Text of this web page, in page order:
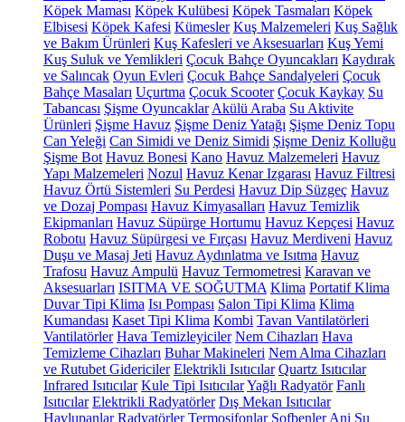
Köpek Maması Köpek Kulübesi Köpek Tasmaları Köpek
Elbisesi Köpek Kafesi Kümesler Kuş Malzemeleri Kuş Sağlık
ve Bakım Ürünleri Kuş Kafesleri ve Aksesuarları Kuş Yemi
Kuş Suluk ve Yemlikleri Çocuk Bahçe Oyuncakları Kaydırak
ve Salıncak Oyun Evleri Çocuk Bahçe Sandalyeleri Çocuk
Bahçe Masaları Uçurtma Çocuk Scooter Çocuk Kaykay Su
Tabancası Şişme Oyuncaklar Akülü Araba Su Aktivite
Ürünleri Şişme Havuz Şişme Deniz Yatağı Şişme Deniz Topu
Can Yeleği Can Simidi ve Deniz Simidi Şişme Deniz Kolluğu
Şişme Bot Havuz Bonesi Kano Havuz Malzemeleri Havuz
Yapı Malzemeleri Nozul Havuz Kenar Izgarası Havuz Filtresi
Havuz Örtü Sistemleri Su Perdesi Havuz Dip Süzgeç Havuz
ve Dozaj Pompası Havuz Kimyasalları Havuz Temizlik
Ekipmanları Havuz Süpürge Hortumu Havuz Kepçesi Havuz
Robotu Havuz Süpürgesi ve Fırçası Havuz Merdiveni Havuz
Duşu ve Masaj Jeti Havuz Aydınlatma ve Isıtma Havuz
Trafosu Havuz Ampulü Havuz Termometresi Karavan ve
Aksesuarları ISITMA VE SOĞUTMA Klima Portatif Klima
Duvar Tipi Klima Isı Pompası Salon Tipi Klima Klima
Kumandası Kaset Tipi Klima Kombi Tavan Vantilatörleri
Vantilatörler Hava Temizleyiciler Nem Cihazları Hava
Temizleme Cihazları Buhar Makineleri Nem Alma Cihazları
ve Rutubet Gidericiler Elektrikli Isıtıcılar Quartz Isıtıcılar
Infrared Isıtıcılar Kule Tipi IsıtıcılarYağlı Radyatör Fanlı
Isıtıcılar Elektrikli Radyatörler Dış Mekan Isıtıcılar
Havlupanlar Radyatörler Termosifonlar Şofbenler Ani Su